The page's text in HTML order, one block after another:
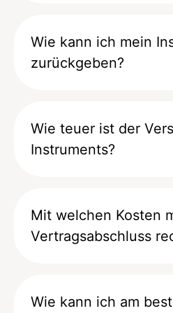
Wie kann ich mein
zurückgeben?
Wie teuer ist der
Instruments?
Mit welchen Kosten
Vertragsabschluss
Wie kann ich am